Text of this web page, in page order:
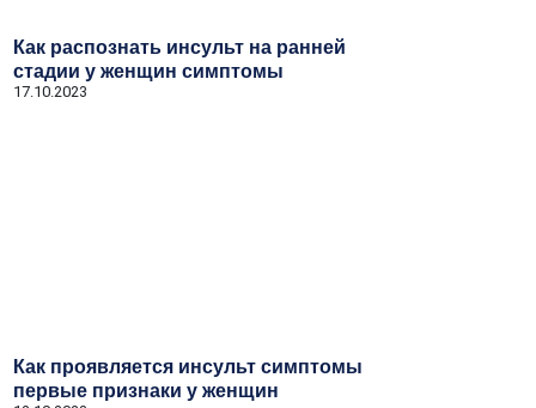
Как распознать инсульт на ранней
стадии у женщин симптомы
17.10.2023
Как проявляется инсульт симптомы
первые признаки у женщин